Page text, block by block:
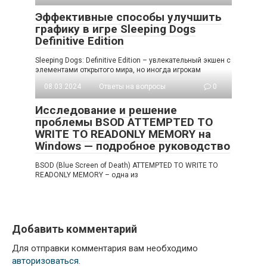
Эффективные способы улучшить
графику в игре Sleeping Dogs
Definitive Edition
Sleeping Dogs: Definitive Edition – увлекательный экшен с
элементами открытого мира, но иногда игрокам
08.03.2024
Ответы на вопросы 0
Исследование и решение
проблемы BSOD ATTEMPTED TO
WRITE TO READONLY MEMORY на
Windows — подробное руководство
BSOD (Blue Screen of Death) ATTEMPTED TO WRITE TO
READONLY MEMORY – одна из
Добавить комментарий
Для отправки комментария вам необходимо
авторизоваться